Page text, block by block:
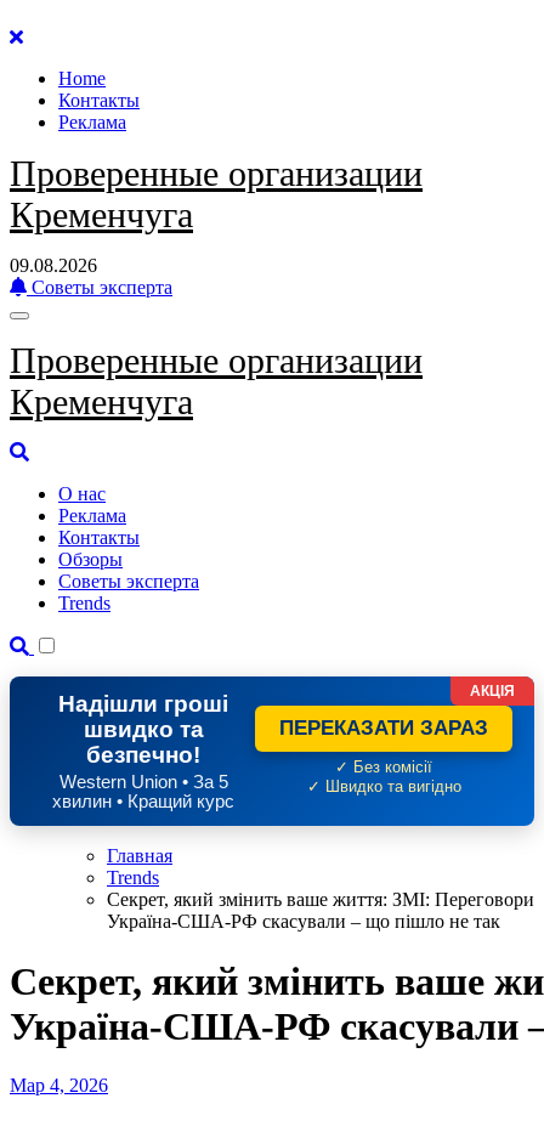
Перейти
содержанию
Home
Контакты
Реклама
Проверенные организации
Кременчуга
09.08.2026
Советы эксперта
Проверенные организации
Кременчуга
О нас
Реклама
Контакты
Обзоры
Советы эксперта
Trends
Надішли гроші
швидко та
безпечно!
Western Union • За 5
хвилин • Кращий курс
ПЕРЕКАЗАТИ ЗАРАЗ
✓ Без комісії
✓ Швидко та вигідно
АКЦІЯ
Главная
Trends
Секрет, який змінить ваше життя: ЗМІ: Переговори
Україна-США-РФ скасували – що пішло не так
Секрет, який змінить ваше
Україна-США-РФ скасували
Мар 4, 2026